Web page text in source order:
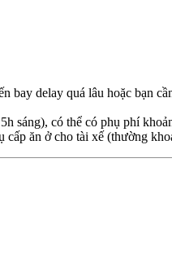
bay delay quá lâu hoặc bạn
sáng), có thể có phụ phí
cấp ăn ở cho tài xế (thường